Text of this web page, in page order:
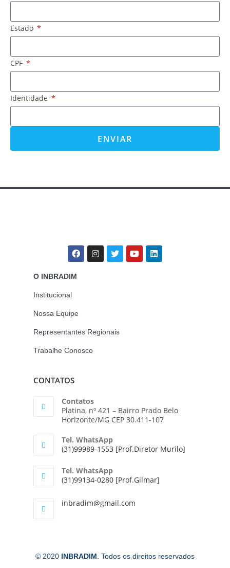
Estado
CPF
Identidade
ENVIAR
O INBRADIM
Institucional
Nossa Equipe
Representantes Regionais
Trabalhe Conosco
CONTATOS
Contatos
Platina, nº 421 – Bairro Prado Belo
Horizonte/MG CEP 30.411-107
Tel. WhatsApp
(31)99989-1553 [Prof.Diretor Murilo]
Tel. WhatsApp
(31)99134-0280 [Prof.Gilmar]
inbradim@gmail.com
© 2020 INBRADIM . Todos os direitos reservados